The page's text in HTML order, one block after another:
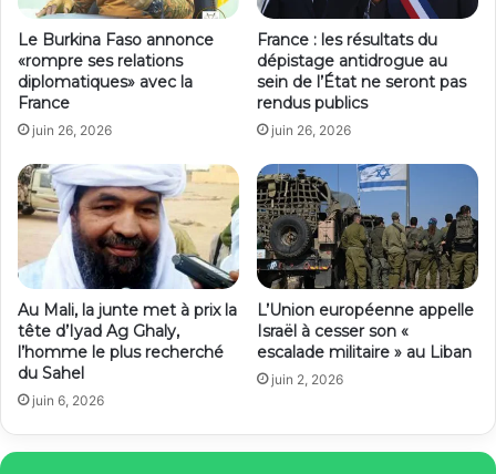
Le Burkina Faso annonce
«rompre ses relations
diplomatiques» avec la
France
juin 26, 2026
France : les résultats du
dépistage antidrogue au
sein de l’État ne seront pas
rendus publics
juin 26, 2026
Au Mali, la junte met à prix la
tête d’Iyad Ag Ghaly,
l’homme le plus recherché
du Sahel
juin 6, 2026
L’Union européenne appelle
Israël à cesser son «
escalade militaire » au Liban
juin 2, 2026